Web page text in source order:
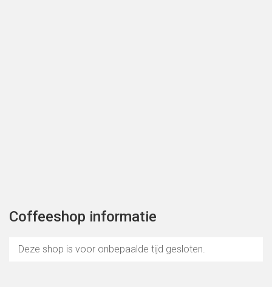
Coffeeshop informatie
Deze shop is voor onbepaalde tijd gesloten.